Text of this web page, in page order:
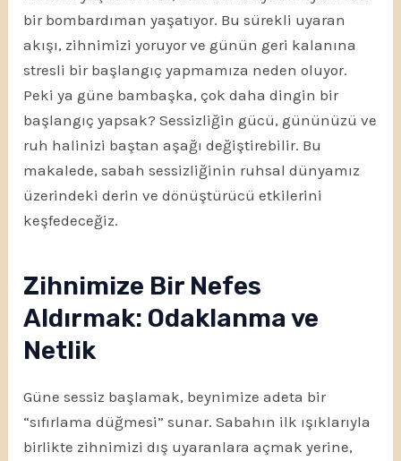
bir bombardıman yaşatıyor. Bu sürekli uyaran
akışı, zihnimizi yoruyor ve günün geri kalanına
stresli bir başlangıç yapmamıza neden oluyor.
Peki ya güne bambaşka, çok daha dingin bir
başlangıç yapsak? Sessizliğin gücü, gününüzü ve
ruh halinizi baştan aşağı değiştirebilir. Bu
makalede, sabah sessizliğinin ruhsal dünyamız
üzerindeki derin ve dönüştürücü etkilerini
keşfedeceğiz.
Zihnimize Bir Nefes
Aldırmak: Odaklanma ve
Netlik
Güne sessiz başlamak, beynimize adeta bir
“sıfırlama düğmesi” sunar. Sabahın ilk ışıklarıyla
birlikte zihnimizi dış uyaranlara açmak yerine,